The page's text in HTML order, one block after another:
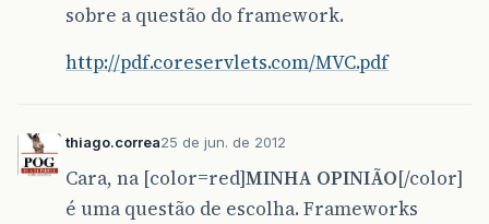
sobre a questão do framework.
http://pdf.coreservlets.com/MVC.pdf
thiago.correa25 de jun. de 2012
Cara, na [color=red]MINHA OPINIÃO[/color]
é uma questão de escolha. Frameworks